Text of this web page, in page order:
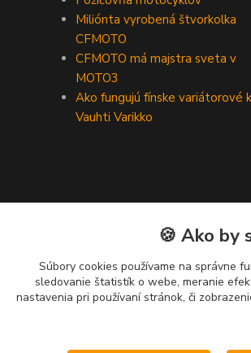
Miliónta vyrobená štvorkolka
CFMOTO
CFMOTO má majstra sveta v
MOTO3
Ako fungujú fínske variátorové
Vauhti Varikko
🍪 Ako by
Súbory cookies používame na správne
sledovanie štatistík o webe, meranie
nastavenia pri používaní stránok, či